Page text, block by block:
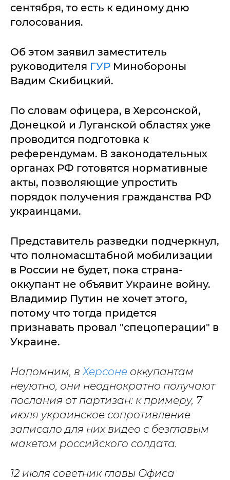
сентября, то есть к единому дню
голосования.
Об этом заявил заместитель
руководителя ГУР Минобороны
Вадим Скибицкий.
По словам офицера, в Херсонской,
Донецкой и Луганской областях уже
проводится подготовка к
референдумам. В законодательных
органах РФ готовятся нормативные
акты, позволяющие упростить
порядок получения гражданства РФ
украинцами.
Представитель разведки подчеркнул,
что полномасштабной мобилизации
в России не будет, пока страна-
оккупант не объявит Украине войну.
Владимир Путин не хочет этого,
потому что тогда придется
признавать провал "спецоперации" в
Украине.
Напомним, вХерсоне оккупантам
неуютно, они неоднократно получают
послания от партизан: к примеру, 7
июля украинское сопротивление
записало для них видео с безглавым
макетом российского солдата.
12 июля советник главы Офиса